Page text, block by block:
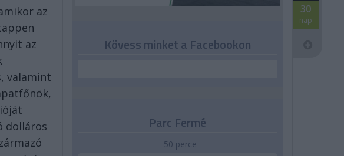
az
az
valamint
dolláros
30
nap
Kövess minket a Facebookon
Parc Fermé
50 perce